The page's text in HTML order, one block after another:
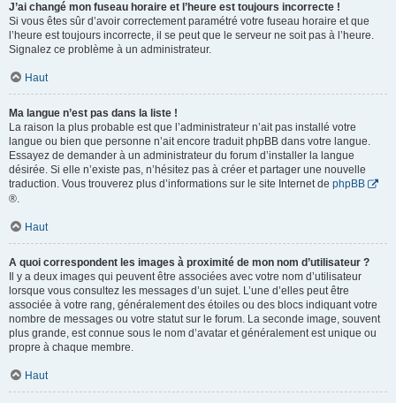
J’ai changé mon fuseau horaire et l’heure est toujours incorrecte !
Si vous êtes sûr d’avoir correctement paramétré votre fuseau horaire et que
l’heure est toujours incorrecte, il se peut que le serveur ne soit pas à l’heure.
Signalez ce problème à un administrateur.
Haut
Ma langue n’est pas dans la liste !
La raison la plus probable est que l’administrateur n’ait pas installé votre
langue ou bien que personne n’ait encore traduit phpBB dans votre langue.
Essayez de demander à un administrateur du forum d’installer la langue
désirée. Si elle n’existe pas, n’hésitez pas à créer et partager une nouvelle
traduction. Vous trouverez plus d’informations sur le site Internet de phpBB
®.
Haut
A quoi correspondent les images à proximité de mon nom d’utilisateur ?
Il y a deux images qui peuvent être associées avec votre nom d’utilisateur
lorsque vous consultez les messages d’un sujet. L’une d’elles peut être
associée à votre rang, généralement des étoiles ou des blocs indiquant votre
nombre de messages ou votre statut sur le forum. La seconde image, souvent
plus grande, est connue sous le nom d’avatar et généralement est unique ou
propre à chaque membre.
Haut